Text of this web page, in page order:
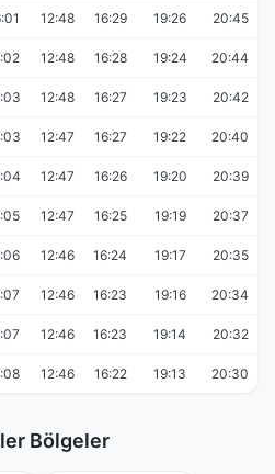
12:48 16:29 19:26 20:45
12:48 16:28 19:24 20:44
12:48 16:27 19:23 20:42
12:47 16:27 19:22 20:40
12:47 16:26 19:20 20:39
12:47 16:25 19:19 20:37
12:46 16:24 19:17 20:35
12:46 16:23 19:16 20:34
12:46 16:23 19:14 20:32
12:46 16:22 19:13 20:30
Bölgeler